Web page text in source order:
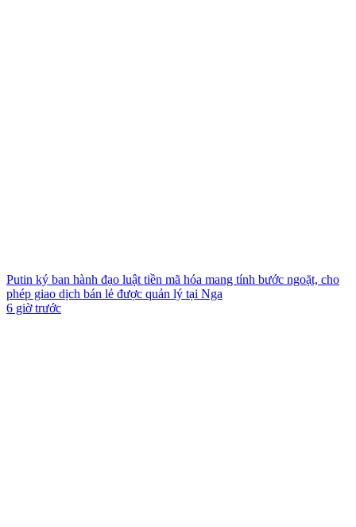
Putin ký ban hành đạo luật tiền mã hóa mang tính bước ngoặt, cho
phép giao dịch bán lẻ được quản lý tại Nga
6 giờ trước